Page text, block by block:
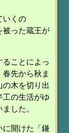
いくの
った蔵王が
ることによっ
先から秋ま
の木を切り出
工の生活がゆ
した。
に開けた「鎌